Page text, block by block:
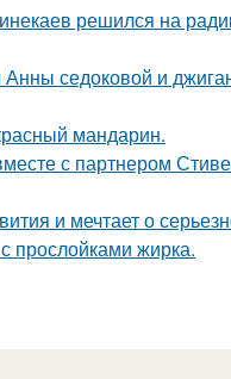
решился на
седоковой и
мандарин.
с партнером
и мечтает о
прослойками жирка.